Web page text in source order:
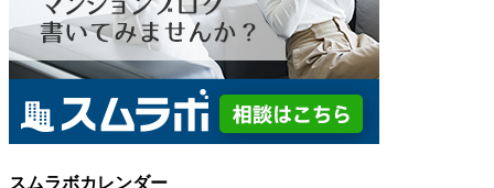
スムラボカレンダー